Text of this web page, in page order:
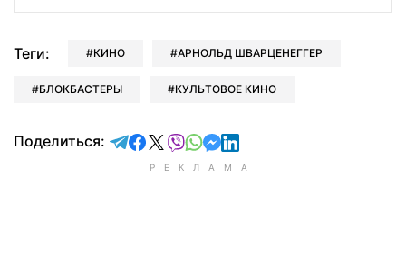
Теги: КИНО АРНОЛЬД ШВАРЦЕНЕГГЕР
БЛОКБАСТЕРЫ КУЛЬТОВОЕ КИНО
Поделиться: отправить в Telegram
поделиться в Facebook
поделиться в X
отправить в Viber
отправить в Whatsapp
отправить в Messenger
отправить в LinkedIn